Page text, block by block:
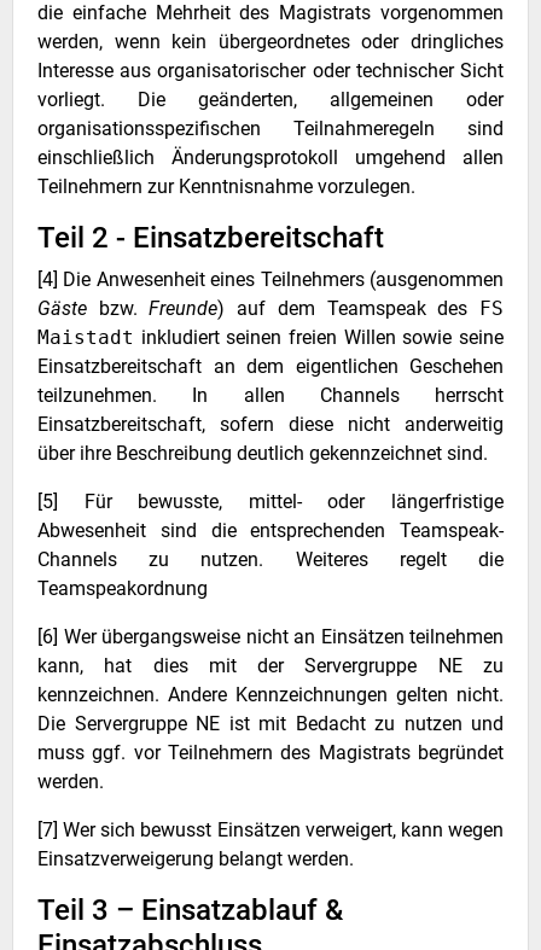
die einfache Mehrheit des Magistrats vorgenommen
werden, wenn kein übergeordnetes oder dringliches
Interesse aus organisatorischer oder technischer Sicht
vorliegt. Die geänderten, allgemeinen oder
organisationsspezifischen Teilnahmeregeln sind
einschließlich Änderungsprotokoll umgehend allen
Teilnehmern zur Kenntnisnahme vorzulegen.
Teil 2 - Einsatzbereitschaft
[4] Die Anwesenheit eines Teilnehmers (ausgenommen
Gäste bzw.Freunde) auf dem Teamspeak des FS
Maistadt inkludiert seinen freien Willen sowie seine
Einsatzbereitschaft an dem eigentlichen Geschehen
teilzunehmen. In allen Channels herrscht
Einsatzbereitschaft, sofern diese nicht anderweitig
über ihre Beschreibung deutlich gekennzeichnet sind.
[5] Für bewusste, mittel- oder längerfristige
Abwesenheit sind die entsprechenden Teamspeak-
Channels zu nutzen. Weiteres regelt die
Teamspeakordnung
[6] Wer übergangsweise nicht an Einsätzen teilnehmen
kann, hat dies mit der Servergruppe NE zu
kennzeichnen. Andere Kennzeichnungen gelten nicht.
Die Servergruppe NE ist mit Bedacht zu nutzen und
muss ggf. vor Teilnehmern des Magistrats begründet
werden.
[7] Wer sich bewusst Einsätzen verweigert, kann wegen
Einsatzverweigerung belangt werden.
Teil 3 – Einsatzablauf &